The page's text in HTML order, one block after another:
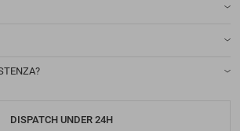
DISPATCH UNDER 24H